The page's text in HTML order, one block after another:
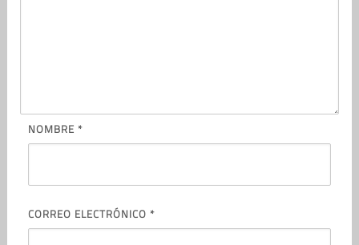
NOMBRE *
CORREO ELECTRÓNICO *